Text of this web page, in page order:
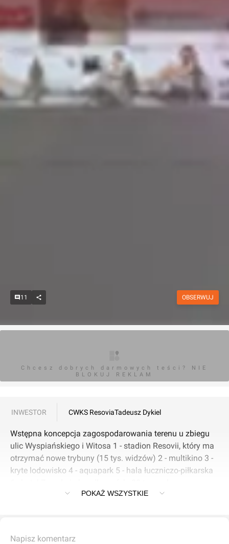
11 OBSERWUJ
Chcesz dobrych darmowych teści? NIE
BLOKUJ REKLAM
INWESTOR CWKS ResoviaTadeusz Dykiel
Wstępna koncepcja zagospodarowania terenu u zbiegu
ulic Wyspiańskiego i Witosa 1 - stadion Resovii, który ma
otrzymać nowe trybuny (15 tys. widzów) 2 - multikino 3 -
kryte lodowisko 4 - aquapark 5 - hala łuczniczo-piłkarska
powierzchni handlowej).POKAŻ WSZYSTKIE
Napisz komentarz